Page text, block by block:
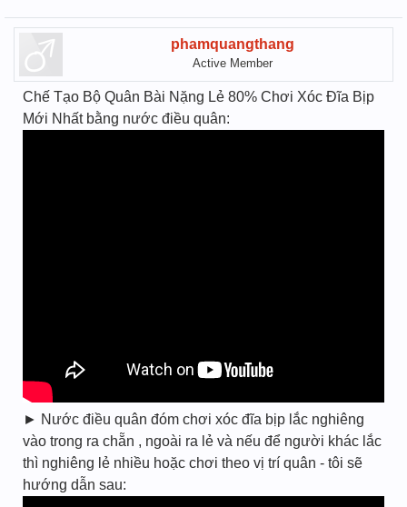
phamquangthang
Active Member
Chế Tạo Bộ Quân Bài Nặng Lẻ 80% Chơi Xóc Đĩa Bịp
Mới Nhất bằng nước điều quân:
► Nước điều quân đóm chơi xóc đĩa bịp lắc nghiêng
vào trong ra chẵn , ngoài ra lẻ và nếu để người khác lắc
thì nghiêng lẻ nhiều hoặc chơi theo vị trí quân - tôi sẽ
hướng dẫn sau: